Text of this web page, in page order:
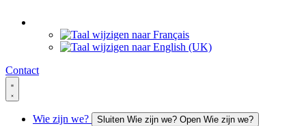
Contact
Wie zijn we? Sluiten Wie zijn we? Open Wie zijn we?